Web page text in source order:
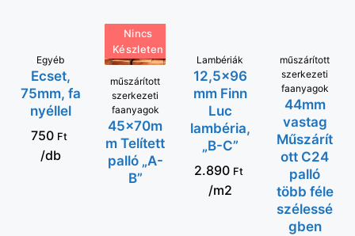
KOSÁRBA
Egyéb
Ecset,
75mm, fa
nyéllel
750Ft
/db
Nincs
Készleten
műszárított
szerkezeti
faanyagok
45x70m
m Telített
palló „A-
B”
KOSÁRBA
Lambériák
12,5x96
mm Finn
Luc
lambéria,
„B-C”
2.890Ft
/m2
VÁLASSZ
OPCIÓT
műszárított
szerkezeti
faanyagok
44mm
vastag
Műszárít
ott C24
palló
több féle
szélessé
gben